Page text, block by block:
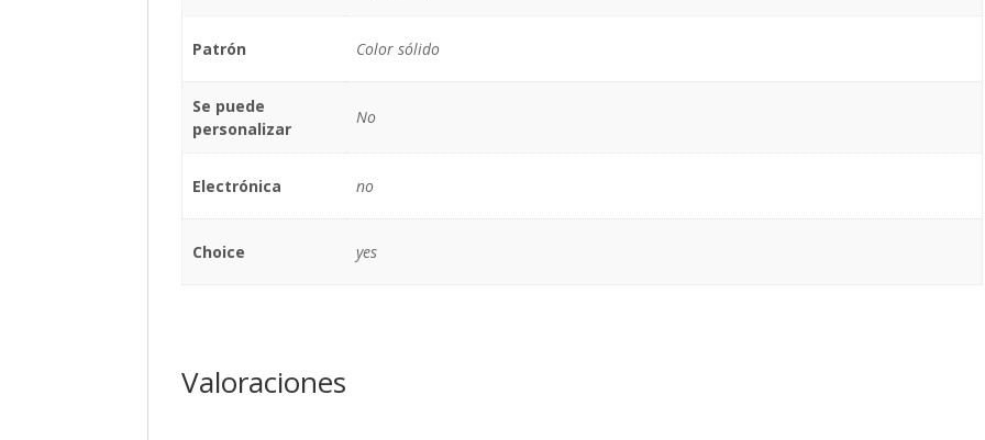
Patrón Color sólido
Se puede
personalizar
No
Electrónica no
Choice yes
Valoraciones